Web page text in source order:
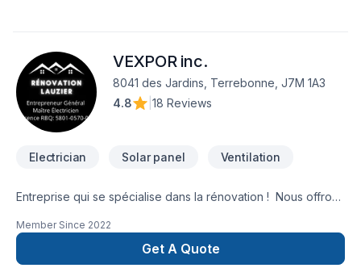
VEXPOR inc.
8041 des Jardins, Terrebonne, J7M 1A3
4.8
18 Reviews
Electrician Solar panel Ventilation
Entreprise qui se spécialise dans la rénovation ! Nous offrons
Travaux Général salle de bain et cuisine Isolation Pose de
pas de nous contacter , il nous fera plaisir de vous
Member Since 2022
Get A Quote